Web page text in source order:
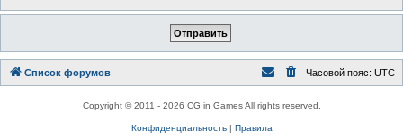
Список форумов Часовой пояс: UTC
Copyright © 2011 - 2026 CG in Games All rights reserved.
Конфиденциальность| Правила